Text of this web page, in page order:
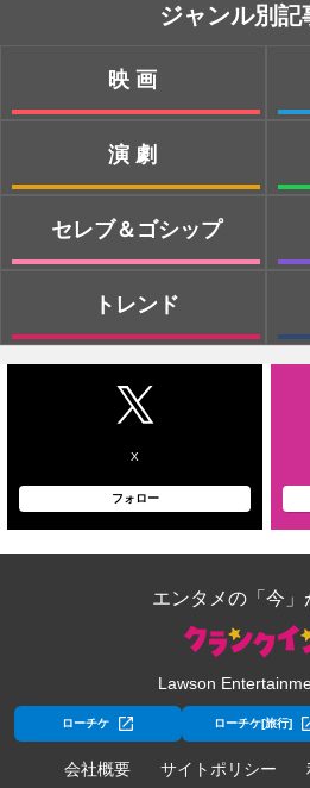
ジャンル別記
映画
演劇
セレブ＆ゴシップ
トレンド
X
フォロー
エンタメの「今」
Lawson
ローチケ ローチケ[旅行]
会社概要 サイトポリシー